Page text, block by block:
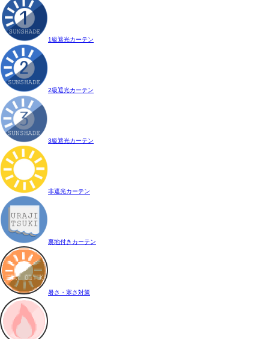
1級遮光カーテン
2級遮光カーテン
3級遮光カーテン
非遮光カーテン
裏地付きカーテン
暑さ・寒さ対策